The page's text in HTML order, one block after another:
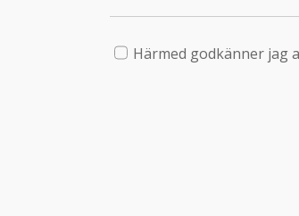
Härmed godkänner jag